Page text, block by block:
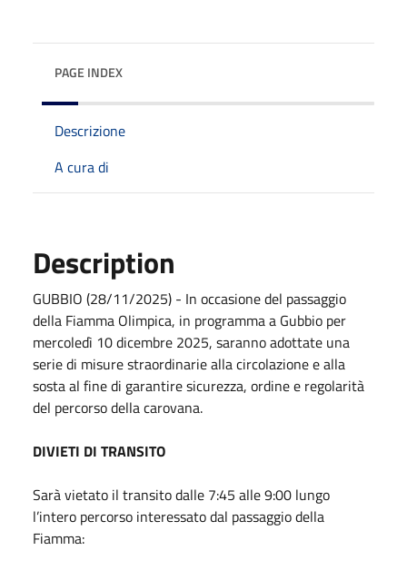
PAGE INDEX
Descrizione
A cura di
Description
GUBBIO (28/11/2025) - In occasione del passaggio
della Fiamma Olimpica, in programma a Gubbio per
mercoledì 10 dicembre 2025, saranno adottate una
serie di misure straordinarie alla circolazione e alla
sosta al fine di garantire sicurezza, ordine e regolarità
del percorso della carovana.
DIVIETI DI TRANSITO
Sarà vietato il transito dalle 7:45 alle 9:00 lungo
l’intero percorso interessato dal passaggio della
Fiamma: